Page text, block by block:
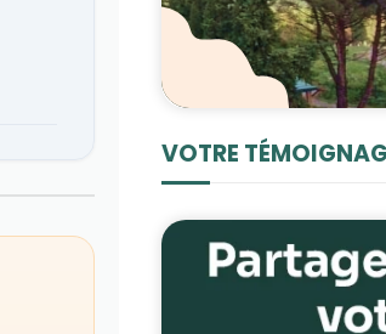
VOTRE